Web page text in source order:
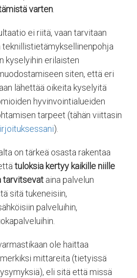
varten.
ei riitä, vaan tarvitaan
teknillistietämyksellinenpohja
kyselyihin erilaisten
siten, että eri
lähettää oikeita kyselyitä
hyvinvointialueiden
tarpeet (tähän viittasin
).
on tärkeä osasta rakentaa
tuloksia kertyy kaikille niille
tarvitsevat aina palvelun
sitä tukeneisiin,
palveluihin,
ole haittaa
mittareita (tietyissä
eli sitä että missä